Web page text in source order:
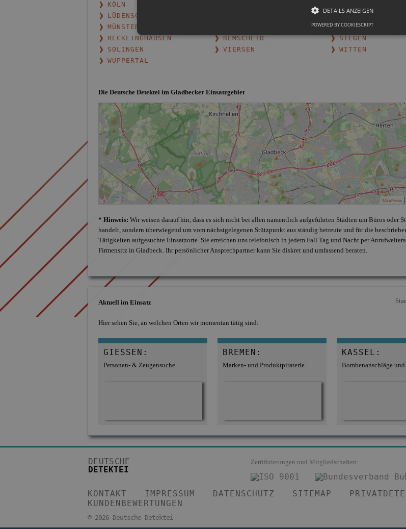
KÖLN
LÜDENSCHEID
MÜNSTER
OBERHAUSEN
RECKLINGHAUSEN
REMSCHEID
SIEGEN
SOLINGEN
VIERSEN
WITTEN
WUPPERTAL
Die Deutsche Detektei im Gladbecker Einsatzgebiet
MapPress
* Hinweis: Wir weisen darauf hin, dass es sich nicht bei allen namentlich aufgeführten Städten um Büros oder
handelt, sondern überwiegend um vom nächstgelegenen Stützpunkt aus ständig betreute und für die
Tätigkeiten aufgesuchte Einsatzorte. Sie erreichen uns telefonisch in jedem Fall Tag und Nacht per
Firmensitz in Gladbeck. Ihr persönlicher Ansprechpartner kann Sie diskret und umfassend beraten.
Aktuell im Einsatz
Hier sehen Sie, an welchen Orten wir momentan tätig sind:
GIESSEN:
Personen- & Zeugensuche
BREMEN:
Marken- und Produktpiraterie
KASSEL:
Bombenanschläge
DEUTSCHE
DETEKTEI
Zertifizierungen und Mitgliedschaften:
KONTAKT IMPRESSUM DATENSCHUTZ SITEMAP
KUNDENBEWERTUNGEN
© 2026 Deutsche Detektei
DETAILS ANZEIGEN
POWERED BY COOKIESCRIPT